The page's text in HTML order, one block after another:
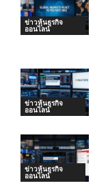
ข่าวหุ้นธุรกิจ
ออนไลน์
ข่าวหุ้นธุรกิจ
ออนไลน์
ข่าวหุ้นธุรกิจ
ออนไลน์